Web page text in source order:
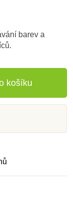
barev a
košíku